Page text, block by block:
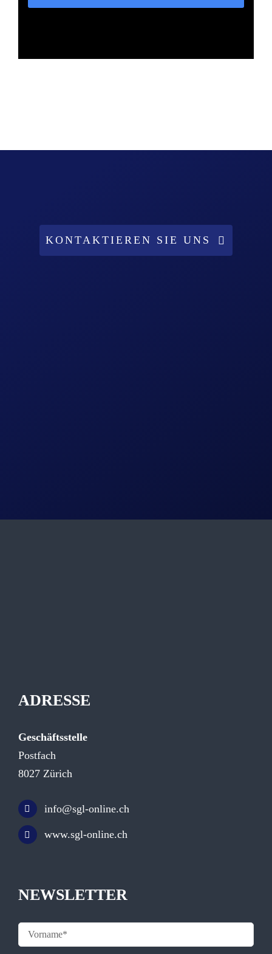
KONTAKTIEREN SIE UNS
ADRESSE
Geschäftsstelle
Postfach
8027 Zürich
info@sgl-online.ch
www.sgl-online.ch
NEWSLETTER